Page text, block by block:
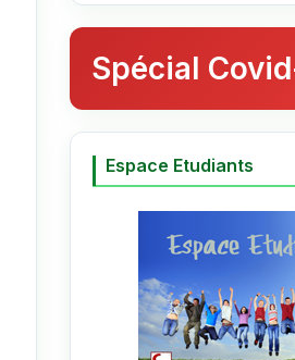
Spécial
Espace Etudiants